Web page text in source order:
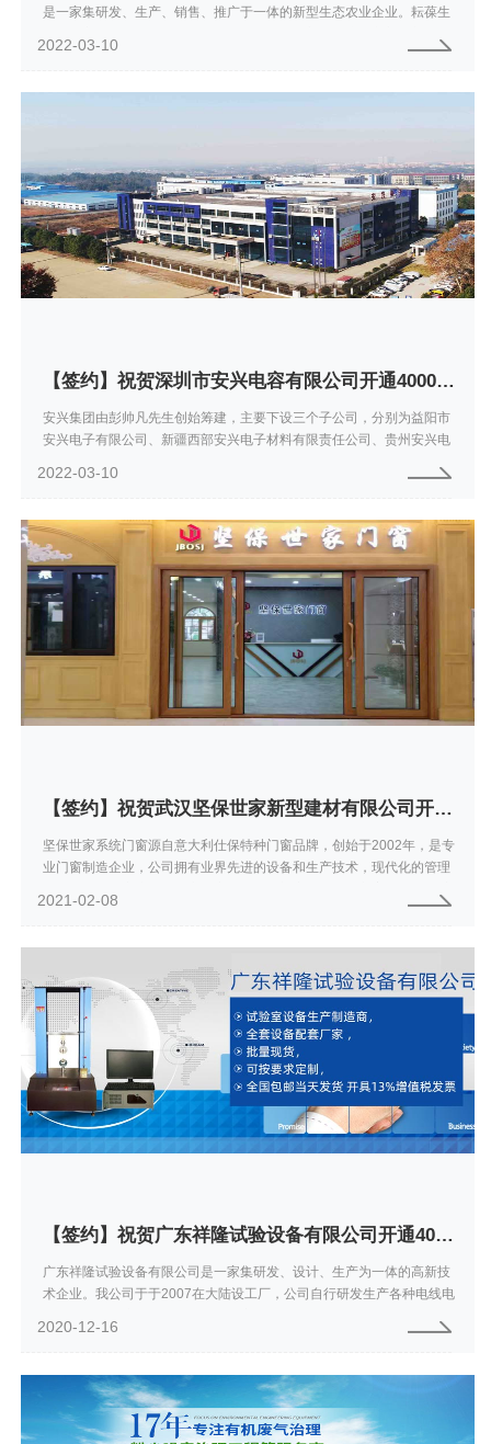
是一家集研发、生产、销售、推广于一体的新型生态农业企业。耘葆生
种肥料生...
2022-03-10
【签约】祝贺深圳市安兴电容有限公司开通4000737100服务热线
安兴集团由彭帅凡先生创始筹建，主要下设三个子公司，分别为益阳市
安兴电子有限公司、新疆西部安兴电子材料有限责任公司、贵州安兴电
国近年对...
2022-03-10
【签约】祝贺武汉坚保世家新型建材有限公司开通4001351388服务热线,欢迎咨询门窗加盟
坚保世家系统门窗源自意大利仕保特种门窗品牌，创始于2002年，是专
业门窗制造企业，公司拥有业界先进的设备和生产技术，现代化的管理
新型建...
2021-02-08
【签约】祝贺广东祥隆试验设备有限公司开通4008009902服务热线欢迎咨询试验设备
广东祥隆试验设备有限公司是一家集研发、设计、生产为一体的高新技
术企业。我公司于于2007在大陆设工厂，公司自行研发生产各种电线电
2020-12-16